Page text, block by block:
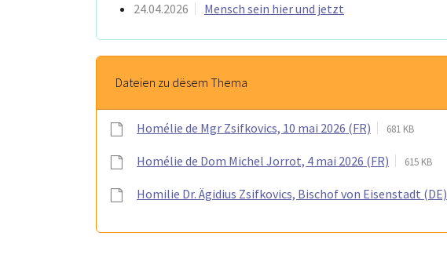
24.04.2026
Mensch sein hier und jetzt
Dateien zu dësem Thema
Homélie de Mgr Zsifkovics, 10 mai 2026 (FR) 681 KB
Homélie de Dom Michel Jorrot, 4 mai 2026 (FR) 615 KB
Homilie Dr. Ägidius Zsifkovics, Bischof von Eisenstadt (DE)